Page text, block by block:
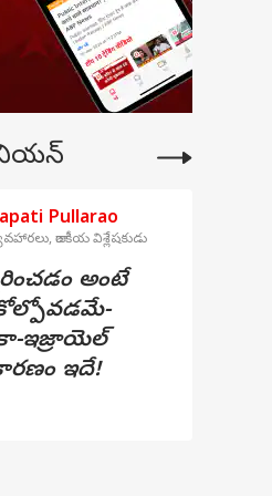
Pullarao
రాజకీయ విశ్లేషకుడు
అంటే
ఇజ్రాయెల్
ఇదే!